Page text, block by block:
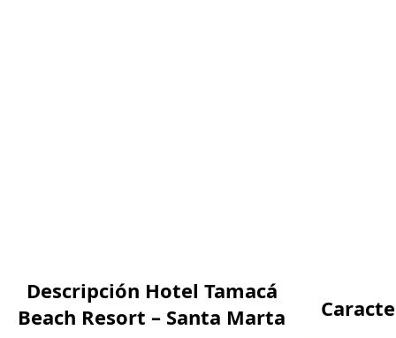
Descripción Hotel Tamacá
Beach Resort – Santa Marta